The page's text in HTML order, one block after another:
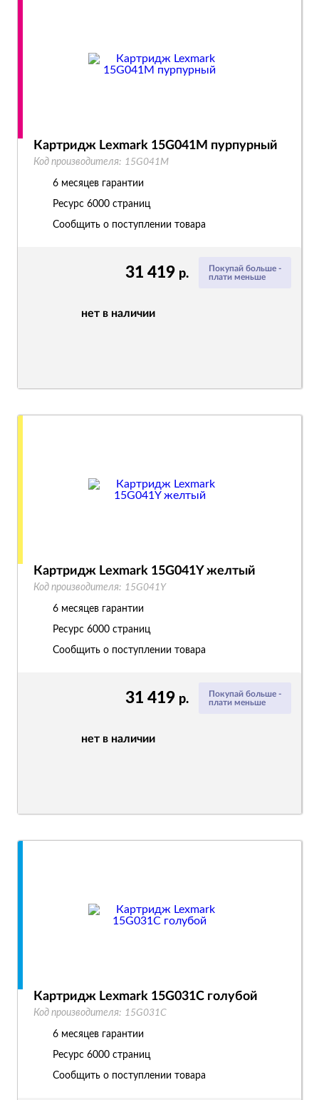
Покупай больше -
плати меньше
31 419 р.
нет в наличии
Картридж Lexmark 15G041M пурпурный
Код производителя: 15G041M
6 месяцев гарантии
Ресурс 6000 страниц
Сообщить о поступлении товара
Покупай больше -
плати меньше
31 419 р.
нет в наличии
Картридж Lexmark 15G041Y желтый
Код производителя: 15G041Y
6 месяцев гарантии
Ресурс 6000 страниц
Сообщить о поступлении товара
Картридж Lexmark 15G031C голубой
Код производителя: 15G031C
6 месяцев гарантии
Ресурс 6000 страниц
Сообщить о поступлении товара